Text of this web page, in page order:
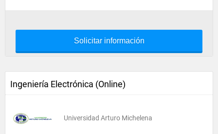
Solicitar información
Ingeniería Electrónica (Online)
Universidad Arturo Michelena